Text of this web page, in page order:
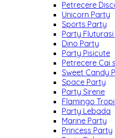
Petrecere
Unicorn Party
Sports Party
Party
Dino Party
Party Pisicute
Petrecere Cai
Sweet Candy
Space Party
Party Sirene
Flamingo
Party Lebada
Marine Party
Princess Party